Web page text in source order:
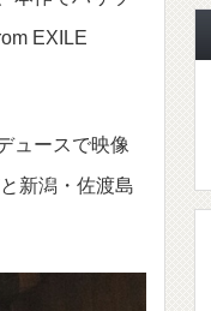
EXILE
ュースで映像
新潟・佐渡島